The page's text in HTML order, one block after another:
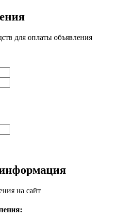
для оплаты объявления
на сайт